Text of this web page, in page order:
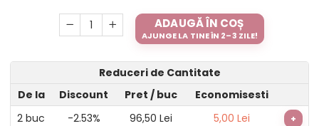
ADAUGĂ ÎN COȘ
AJUNGE LA TINE ÎN 2–3 ZILE!
Reduceri de Cantitate
De la
Discount Pret / buc
Economisesti
2 buc -2.53% 96,50 Lei 5,00 Lei +